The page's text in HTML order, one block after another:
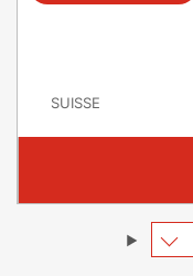
ê
e